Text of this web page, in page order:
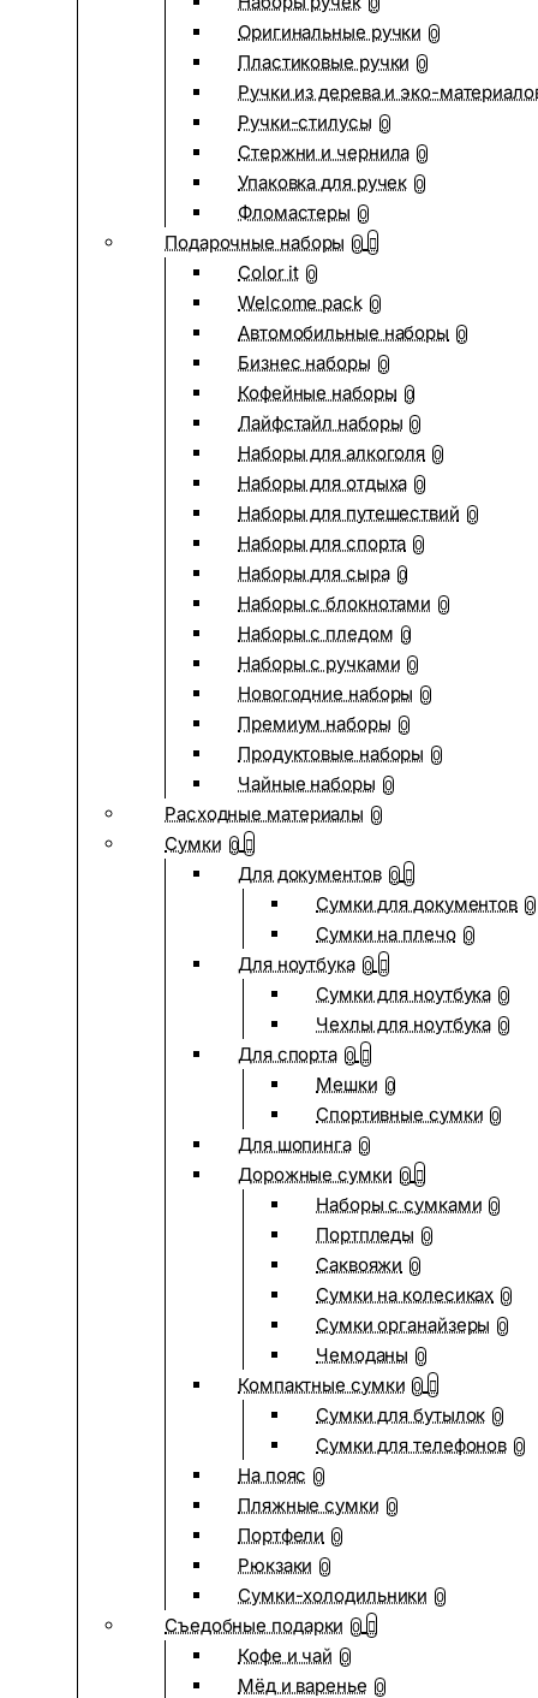
0
Оригинальные ручки 0
Пластиковые ручки 0
Ручки из дерева и эко-
Ручки-стилусы 0
Стержни и чернила 0
Упаковка для ручек 0
Фломастеры 0
Подарочные наборы 0
Color it 0
Welcome pack 0
Автомобильные наборы 0
Бизнес наборы 0
Кофейные наборы 0
Лайфстайл наборы 0
Наборы для алкоголя 0
Наборы для отдыха 0
Наборы для путешествий 0
Наборы для спорта 0
Наборы для сыра 0
Наборы с блокнотами 0
Наборы с пледом 0
Наборы с ручками 0
Новогодние наборы 0
Премиум наборы 0
Продуктовые наборы 0
Чайные наборы 0
Расходные материалы 0
Сумки 0
Для документов 0
Сумки для документов 0
Сумки на плечо 0
Для ноутбука 0
Сумки для ноутбука 0
Чехлы для ноутбука 0
Для спорта 0
Мешки 0
Спортивные сумки 0
Для шопинга 0
Дорожные сумки 0
Наборы с сумками 0
Портпледы 0
Саквояжи 0
Сумки на колесиках 0
Сумки органайзеры 0
Чемоданы 0
Компактные сумки 0
Сумки для бутылок 0
Сумки для телефонов 0
На пояс 0
Пляжные сумки 0
Портфели 0
Рюкзаки 0
Сумки-холодильники 0
Съедобные подарки 0
Кофе и чай 0
Мёд и варенье 0